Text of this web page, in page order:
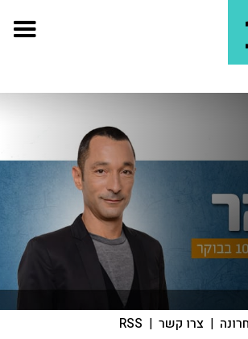
| צרו קשר |
RSS